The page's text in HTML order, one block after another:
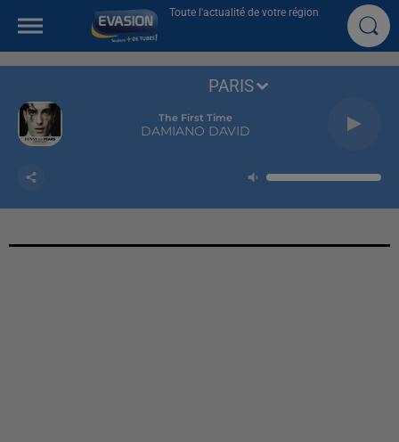
Toute l'actualité de votre région
The First Time
DAMIANO DAVID
PARIS